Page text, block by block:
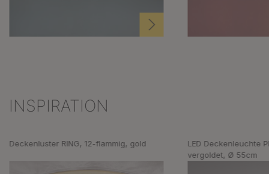
Produktgalerie überspringen
INSPIRATION
Deckenluster RING, 12-flammig, gold
LED Deckenleuchte
vergoldet, Ø 55cm